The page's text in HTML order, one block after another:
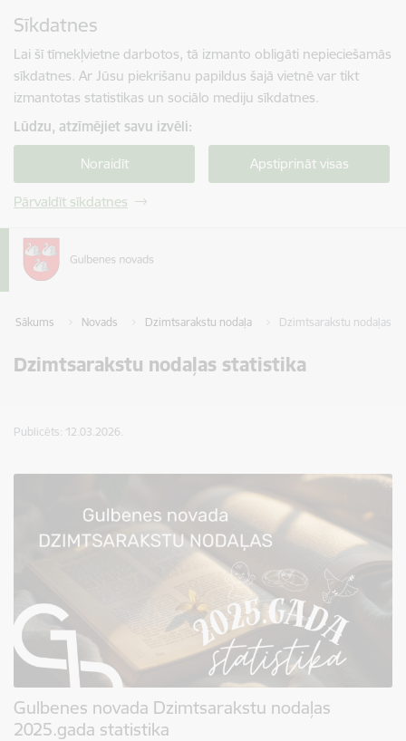
Sīkdatnes
Lai šī tīmekļvietne darbotos, tā izmanto obligāti nepieciešamās
sīkdatnes. Ar Jūsu piekrišanu papildus šajā vietnē var tikt
izmantotas statistikas un sociālo mediju sīkdatnes.
Lūdzu, atzīmējiet savu izvēli:
Noraidīt Apstiprināt visas
Pārvaldīt sīkdatnes
Sākums Novads Dzimtsarakstu nodaļa Dzimtsarakstu nodaļas
Dzimtsarakstu nodaļas statistika
Publicēts: 12.03.2026.
Gulbenes novada Dzimtsarakstu nodaļas
2025.gada statistika